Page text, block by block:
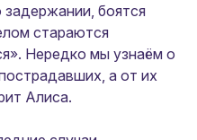
задержании, боятся
стараются
Нередко мы узнаём о
а от их
Алиса.